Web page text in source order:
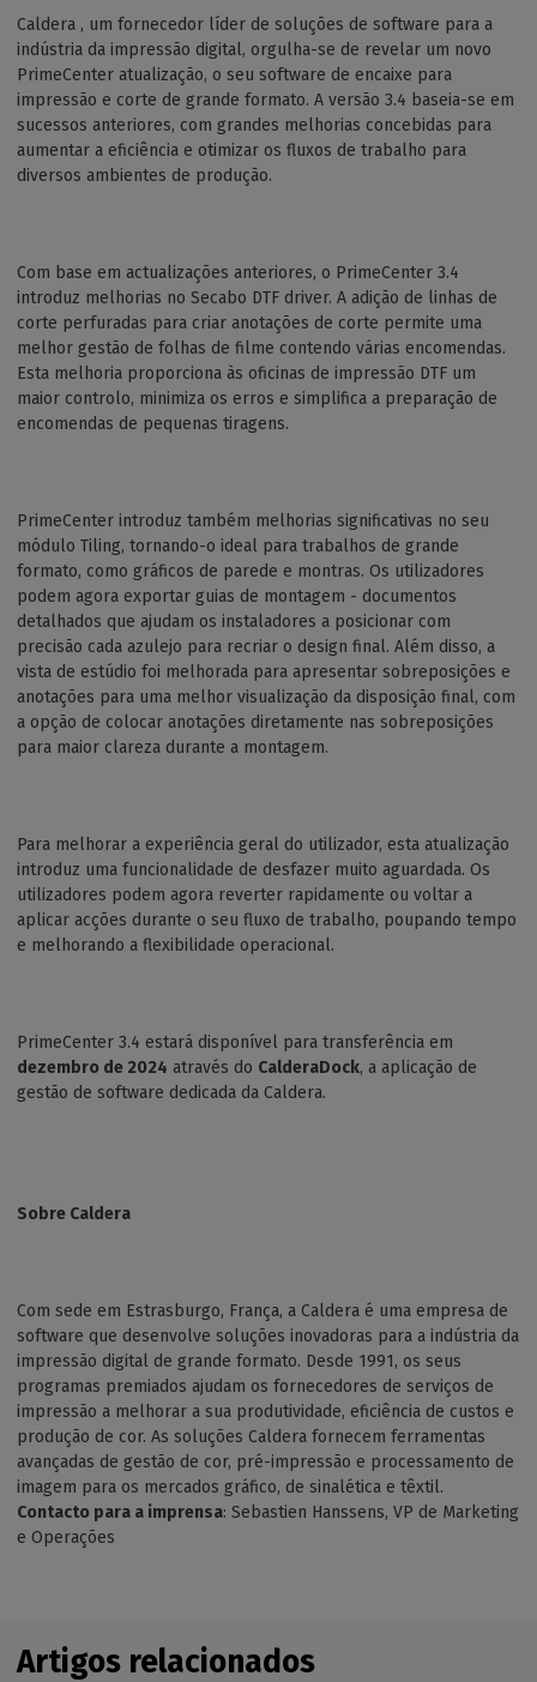
Caldera , um fornecedor líder de soluções de software para a
indústria da impressão digital, orgulha-se de revelar um novo
PrimeCenter atualização, o seu software de encaixe para
impressão e corte de grande formato. A versão 3.4 baseia-se em
sucessos anteriores, com grandes melhorias concebidas para
aumentar a eficiência e otimizar os fluxos de trabalho para
diversos ambientes de produção.
Com base em actualizações anteriores, o PrimeCenter 3.4
introduz melhorias no Secabo DTF driver. A adição de linhas de
corte perfuradas para criar anotações de corte permite uma
melhor gestão de folhas de filme contendo várias encomendas.
Esta melhoria proporciona às oficinas de impressão DTF um
maior controlo, minimiza os erros e simplifica a preparação de
encomendas de pequenas tiragens.
PrimeCenter introduz também melhorias significativas no seu
módulo Tiling, tornando-o ideal para trabalhos de grande
formato, como gráficos de parede e montras. Os utilizadores
podem agora exportar guias de montagem - documentos
detalhados que ajudam os instaladores a posicionar com
precisão cada azulejo para recriar o design final. Além disso, a
vista de estúdio foi melhorada para apresentar sobreposições e
anotações para uma melhor visualização da disposição final, com
a opção de colocar anotações diretamente nas sobreposições
para maior clareza durante a montagem.
Para melhorar a experiência geral do utilizador, esta atualização
introduz uma funcionalidade de desfazer muito aguardada. Os
utilizadores podem agora reverter rapidamente ou voltar a
aplicar acções durante o seu fluxo de trabalho, poupando tempo
e melhorando a flexibilidade operacional.
PrimeCenter 3.4 estará disponível para transferência em
dezembro de 2024 através do CalderaDock, a aplicação de
gestão de software dedicada da Caldera.
Sobre Caldera
Com sede em Estrasburgo, França, a Caldera é uma empresa de
software que desenvolve soluções inovadoras para a indústria da
impressão digital de grande formato. Desde 1991, os seus
programas premiados ajudam os fornecedores de serviços de
impressão a melhorar a sua produtividade, eficiência de custos e
produção de cor. As soluções Caldera fornecem ferramentas
avançadas de gestão de cor, pré-impressão e processamento de
imagem para os mercados gráfico, de sinalética e têxtil.
Contacto para a imprensa: Sebastien Hanssens, VP de Marketing
e Operações
Artigos relacionados